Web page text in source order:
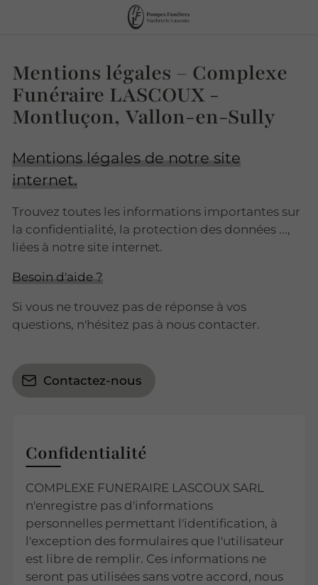
Mentions légales – Complexe
Funéraire LASCOUX -
Montluçon, Vallon-en-Sully
Mentions légales de notre site
internet.
Trouvez toutes les informations importantes sur
la confidentialité, la protection des données ...,
liées à notre site internet.
Besoin d'aide ?
Si vous ne trouvez pas de réponse à vos
questions, n'hésitez pas à nous contacter.
Contactez-nous
Confidentialité
COMPLEXE FUNERAIRE LASCOUX SARL
n'enregistre pas d'informations
personnelles permettant l'identification, à
l'exception des formulaires que l'utilisateur
est libre de remplir. Ces informations ne
seront pas utilisées sans votre accord, nous